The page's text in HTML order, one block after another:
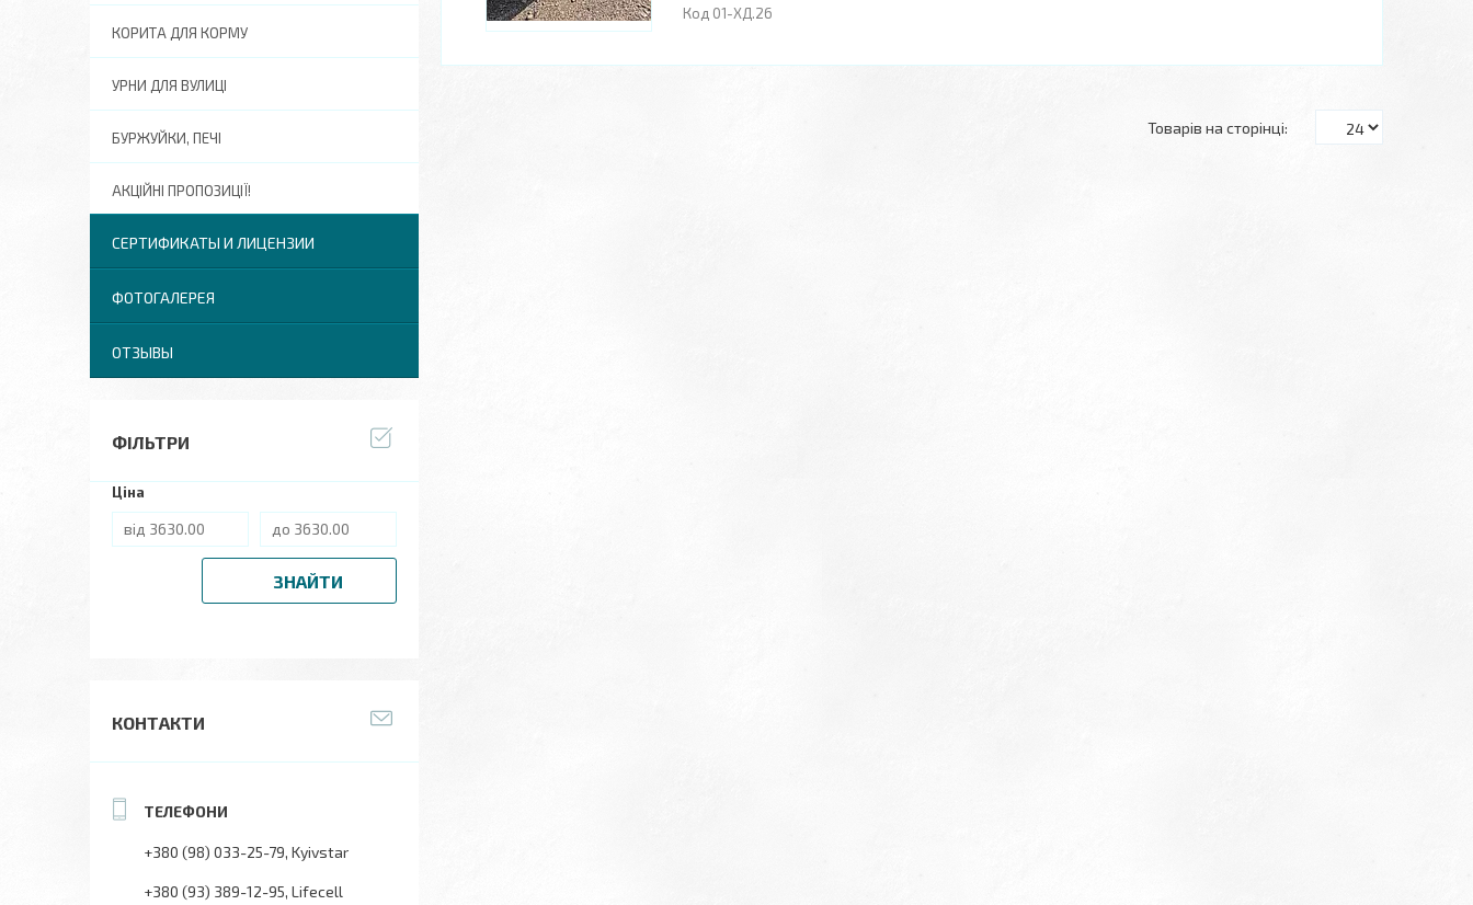
01-ХД.26
КОРИТА ДЛЯ КОРМУ
УРНИ ДЛЯ ВУЛИЦІ
БУРЖУЙКИ, ПЕЧІ
АКЦІЙНІ ПРОПОЗИЦІЇ!
СЕРТИФИКАТЫ И ЛИЦЕНЗИИ
ФОТОГАЛЕРЕЯ
ОТЗЫВЫ
ФІЛЬТРИ
Ціна
ЗНАЙТИ
КОНТАКТИ
+380 (98) 033-25-79 Kyivstar
+380 (93) 389-12-95 Lifecell